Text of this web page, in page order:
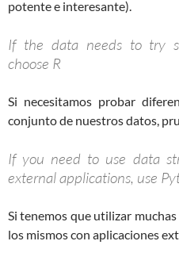
potente e interesante).
If the data needs to try
choose R
Si necesitamos probar
conjunto de nuestros datos,
If you need to use data
external applications, use
Si tenemos que utilizar
los mismos con aplicaciones